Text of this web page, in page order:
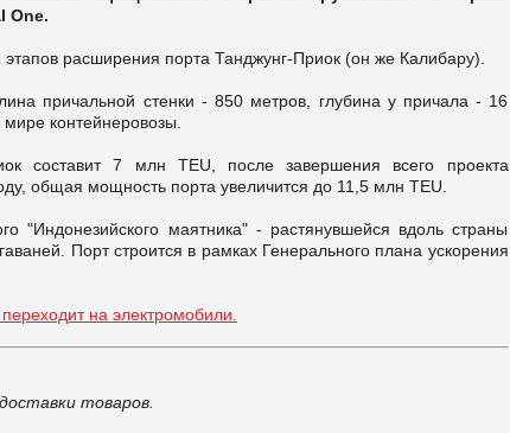
One.
расширения порта Танджунг-Приок (он же Калибару).
причальной стенки - 850 метров, глубина у причала - 16
контейнеровозы.
составит 7 млн TEU, после завершения всего проекта
общая мощность порта увеличится до 11,5 млн TEU.
"Индонезийского маятника" - растянувшейся вдоль страны
Порт строится в рамках Генерального плана ускорения
на электромобили.
товаров.